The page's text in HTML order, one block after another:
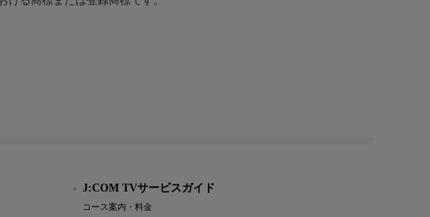
J:COM TVサービスガイド
コース案内・料金